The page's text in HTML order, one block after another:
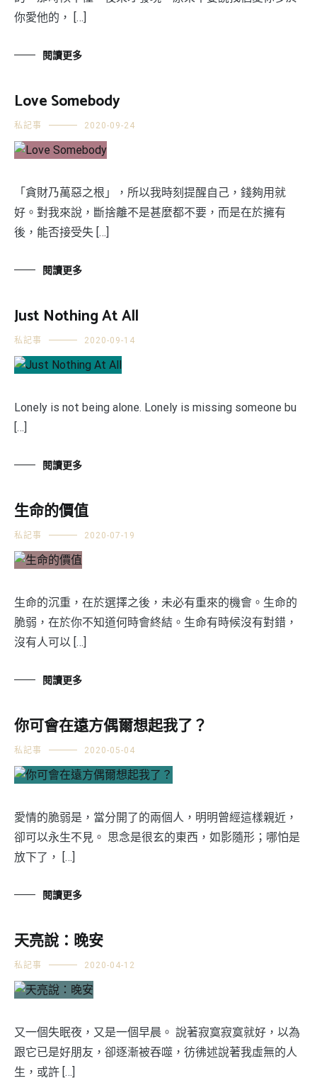
你愛他的， […]
閱讀更多
Love Somebody
私記事 2020-09-24
「貪財乃萬惡之根」，所以我時刻提醒自己，錢夠用就
好。對我來說，斷捨離不是甚麼都不要，而是在於擁有
後，能否接受失 […]
閱讀更多
Just Nothing At All
私記事 2020-09-14
Lonely is not being alone. Lonely is missing someone bu
[…]
閱讀更多
生命的價值
私記事 2020-07-19
生命的沉重，在於選擇之後，未必有重來的機會。生命的
脆弱，在於你不知道何時會終結。生命有時候沒有對錯，
沒有人可以 […]
閱讀更多
你可會在遠方偶爾想起我了？
私記事 2020-05-04
愛情的脆弱是，當分開了的兩個人，明明曾經這樣親近，
卻可以永生不見。 思念是很玄的東西，如影隨形；哪怕是
放下了， […]
閱讀更多
天亮說：晚安
私記事 2020-04-12
又一個失眠夜，又是一個早晨。 說著寂寞寂寞就好，以為
跟它已是好朋友，卻逐漸被吞噬，彷彿述說著我虛無的人
生，或許 […]